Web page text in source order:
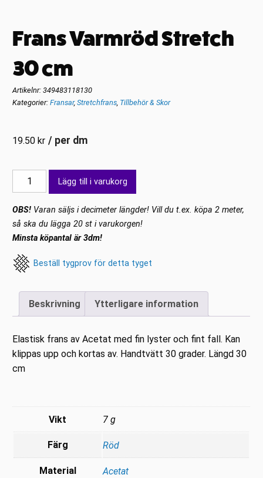
Frans Varmröd Stretch
30 cm
Artikelnr:349483118130
Kategorier:Fransar,Stretchfrans, Tillbehör & Skor
19.50kr / per dm
Frans
Varmröd
Stretch
30
cm
Lägg till i varukorg
OBS! Varan säljs i decimeter längder! Vill du t.ex. köpa 2 meter,
så ska du lägga 20 st i varukorgen!
Minsta köpantal är 3dm!
Beställ tygprov för detta tyget
Beskrivning Ytterligare information
Elastisk frans av Acetat med fin lyster och fint fall. Kan
klippas upp och kortas av. Handtvätt 30 grader. Längd 30
cm
Vikt 7 g
Färg Röd
Material Acetat